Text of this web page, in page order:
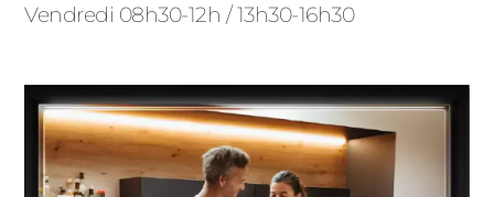
Vendredi 08h30-12h / 13h30-16h30